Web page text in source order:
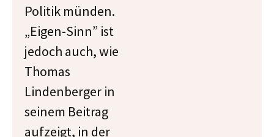
Politik münden.
„Eigen-Sinn” ist
jedoch auch, wie
Thomas
Lindenberger in
seinem Beitrag
aufzeigt, in der